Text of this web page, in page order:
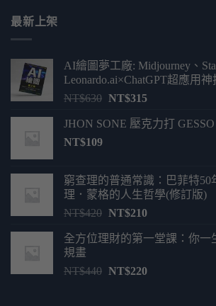
最新上架
AI繪圖夢工廠: Midjourney、
Leonardo.ai×ChatGPT超應用神
NT$630 原
價
NT$315目
價
JHON SONE 壓克力打 GESSO
NT$109
窮查理的普通常識：巴菲特50
理．蒙格的人生哲學(修訂版)
NT$420 原
價
NT$420。
NT$210目
價
NT$210。
全方位理財的第一堂課：你一
規畫
NT$440 原
NT$220目